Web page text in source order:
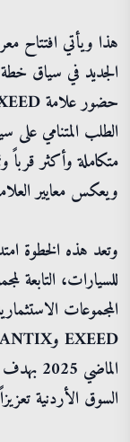
الجديد في سياق خطة
الطلب المتنامي على
متكاملة وأكثر قرباً
ويعكس معايير
وتعد هذه الخطوة
المجموعات
السوق الأردنية